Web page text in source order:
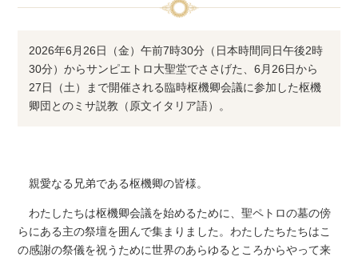
2026年6月26日（金）午前7時30分（日本時間同日午後2時
30分）からサンピエトロ大聖堂でささげた、6月26日から
27日（土）まで開催される臨時枢機卿会議に参加した枢機
卿団とのミサ説教（原文イタリア語）。
親愛なる兄弟である枢機卿の皆様。
わたしたちは枢機卿会議を始めるために、聖ペトロの墓の傍
らにある主の祭壇を囲んで集まりました。わたしたちたちはこ
の感謝の祭儀を祝うために世界のあらゆるところからやって来